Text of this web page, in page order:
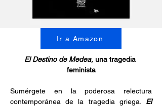
Ir a Amazon
El Destino de Medea, una tragedia
feminista
Sumérgete en la poderosa relectura
contemporánea de la tragedia griega. El